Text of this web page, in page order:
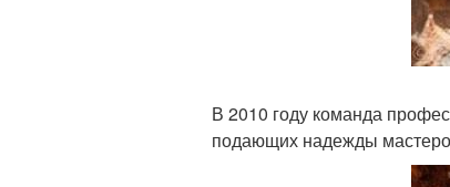
В 2010 году команда
подающих надежды